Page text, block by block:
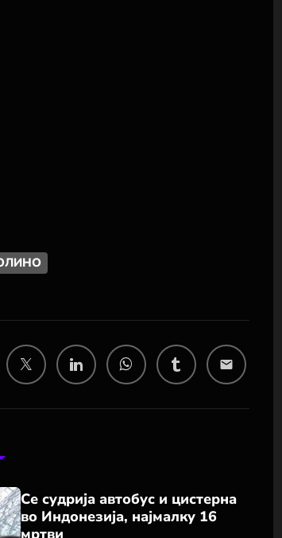
email
Се судрија автобус и цистерна
во Индонезија, најмалку 16